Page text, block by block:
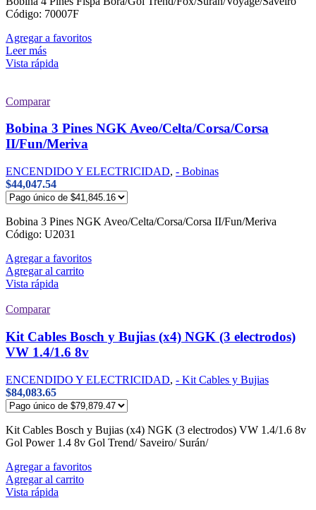
Código: 70007F
Agregar a favoritos
Leer más
Vista rápida
Comparar
Bobina 3 Pines NGK Aveo/Celta/Corsa/Corsa
II/Fun/Meriva
ENCENDIDO Y ELECTRICIDAD, - Bobinas
$44,047.54
Bobina 3 Pines NGK Aveo/Celta/Corsa/Corsa II/Fun/Meriva
Código: U2031
Agregar a favoritos
Agregar al carrito
Vista rápida
Comparar
Kit Cables Bosch y Bujias (x4) NGK (3 electrodos)
VW 1.4/1.6 8v
ENCENDIDO Y ELECTRICIDAD, - Kit Cables y Bujias
$84,083.65
Kit Cables Bosch y Bujias (x4) NGK (3 electrodos) VW 1.4/1.6 8v
Gol Power 1.4 8v Gol Trend/ Saveiro/ Surán/
Agregar a favoritos
Agregar al carrito
Vista rápida